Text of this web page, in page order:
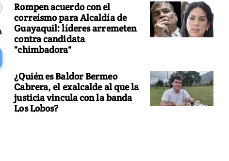
Rompen acuerdo con el
correísmo para Alcaldía de
Guayaquil: líderes arremeten
contra candidata
"chimbadora"
¿Quién es Baldor Bermeo
Cabrera, el exalcalde al que la
justicia vincula con la banda
Los Lobos?